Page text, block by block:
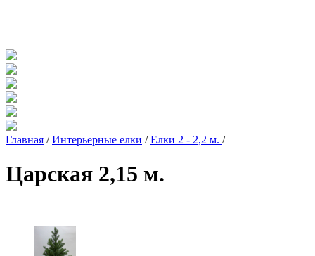
Главная / Интерьерные елки / Елки 2 - 2,2 м. /
Царская 2,15 м.